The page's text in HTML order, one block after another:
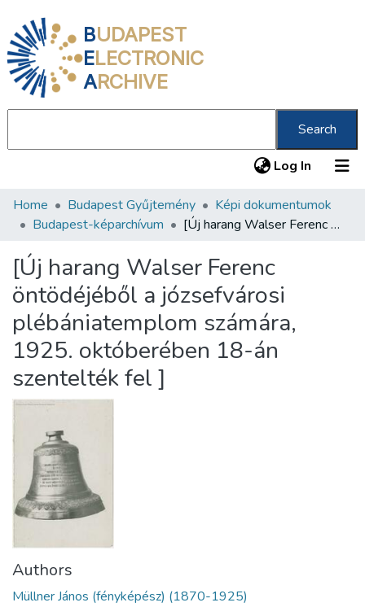
BUDAPEST
ELECTRONIC
ARCHIVE
Search
Log In (current)
Communities & Collections
Statistics
About us
Home Budapest Gyűjtemény
Képi dokumentumok
Budapest-képarchívum
[Új harang Walser Ferenc öntödéjéből a józsefvárosi plébániatemplom számára, 1925. októberében 18-án szentelték fel ]
[Új harang Walser Ferenc
öntödéjéből a józsefvárosi
plébániatemplom számára,
1925. októberében 18-án
szentelték fel ]
Authors
Müllner János (fényképész) (1870-1925)